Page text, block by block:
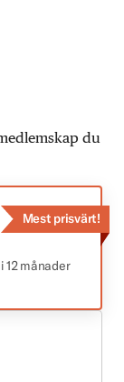
du
12 månader
Mest prisvärt!